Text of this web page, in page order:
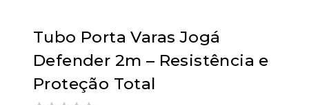
Tubo Porta Varas Jogá
Defender 2m – Resistência e
Proteção Total